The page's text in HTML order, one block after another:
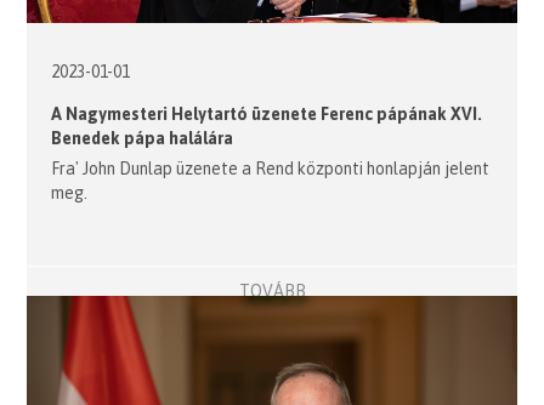
2023-01-01
A Nagymesteri Helytartó üzenete Ferenc pápának XVI.
Benedek pápa halálára
Fra' John Dunlap üzenete a Rend központi honlapján jelent
meg.
TOVÁBB